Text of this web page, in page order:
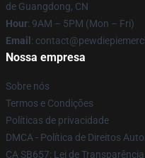
de Guangdong, CN
Hour: 9AM – 5PM (Mon – Fri)
Email :
Nossa empresa
Sobre nós
Termos e Condições
Políticas de privacidade
DMCA - Política de Direitos
CA SB657: Lei de